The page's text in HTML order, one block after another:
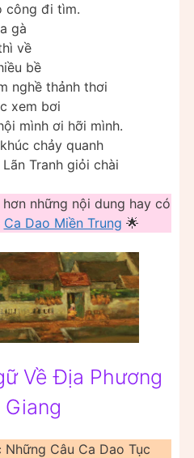
công đi tìm.
gà
về
bề
nghề thảnh thơi
xem bơi
mình ơi hỡi mình.
chảy quanh
Tranh giỏi chài
những nội dung hay có
Ca Dao Miền Trung 🌟
Về Địa Phương
Giang
Câu Ca Dao Tục